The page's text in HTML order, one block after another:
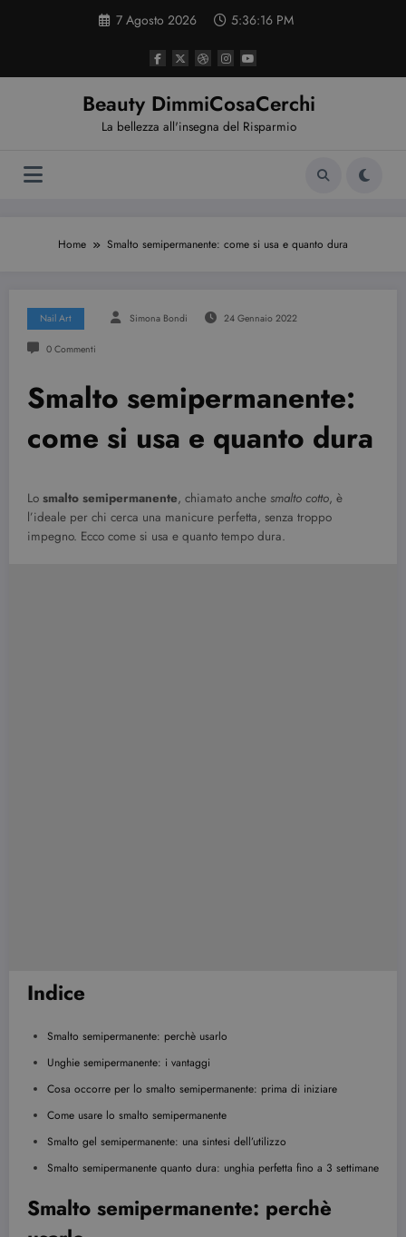
7 Agosto 2026 5:36:16 PM
Beauty DimmiCosaCerchi
La bellezza all'insegna del Risparmio
Home Smalto semipermanente: come si usa e quanto dura
Nail Art Simona Bondi 24 Gennaio 2022
0 Commenti
Smalto semipermanente:
come si usa e quanto dura
Lo smalto semipermanente, chiamato anche smalto cotto, è
l’ideale per chi cerca una manicure perfetta, senza troppo
impegno. Ecco come si usa e quanto tempo dura.
Indice
Smalto semipermanente: perchè usarlo
Unghie semipermanente: i vantaggi
Cosa occorre per lo smalto semipermanente: prima di iniziare
Come usare lo smalto semipermanente
Smalto gel semipermanente: una sintesi dell’utilizzo
Smalto semipermanente quanto dura: unghia perfetta fino a 3 settimane
Smalto semipermanente: perchè